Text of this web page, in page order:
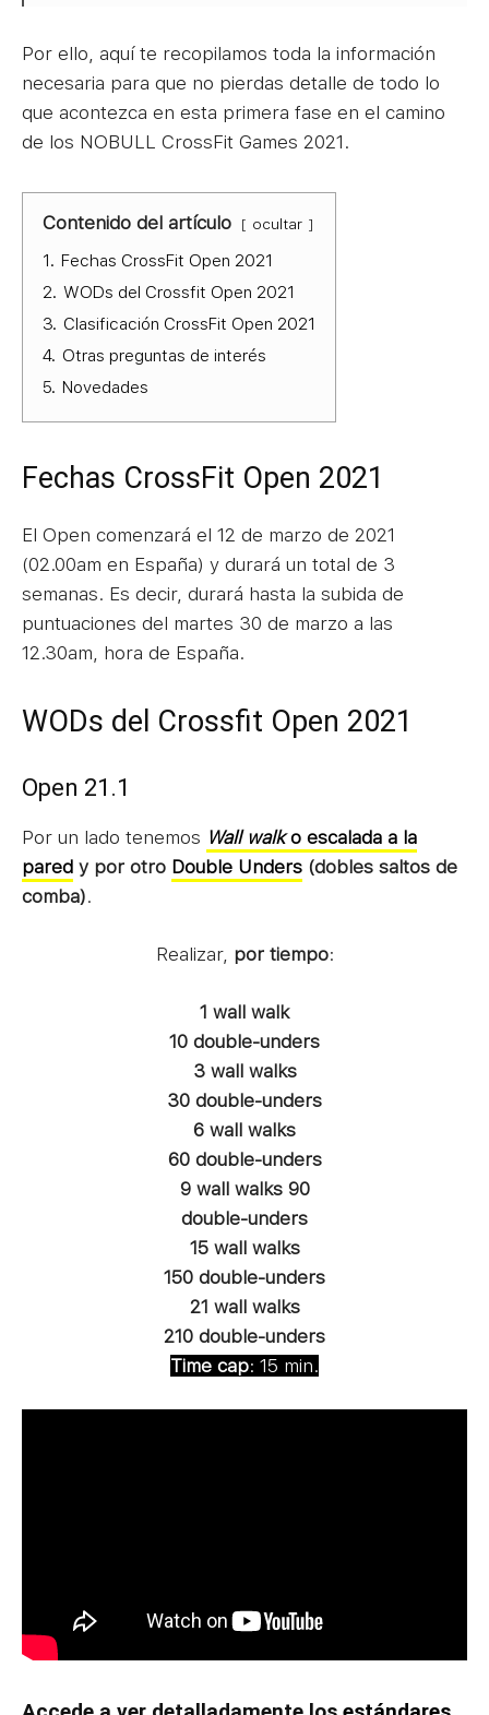
Por ello, aquí te recopilamos toda la información
necesaria para que no pierdas detalle de todo lo
que acontezca en esta primera fase en el camino
de los NOBULL CrossFit Games 2021.
Contenido del artículo ocultar
1. Fechas CrossFit Open 2021
2. WODs del Crossfit Open 2021
3. Clasificación CrossFit Open 2021
4. Otras preguntas de interés
5. Novedades
Fechas CrossFit Open 2021
El Open comenzará el 12 de marzo de 2021
(02.00am en España) y durará un total de 3
semanas. Es decir, durará hasta la subida de
puntuaciones del martes 30 de marzo a las
12.30am, hora de España.
WODs del Crossfit Open 2021
Open 21.1
Por un lado tenemos Wall walko escalada a la
pared y por otro Double Unders (dobles saltos de
comba).
Realizar, por tiempo:
1 wall walk
10 double-unders
3 wall walks
30 double-unders
6 wall walks
60 double-unders
9 wall walks 90
double-unders
15 wall walks
150 double-unders
21 wall walks
210 double-unders
Time cap: 15 min.